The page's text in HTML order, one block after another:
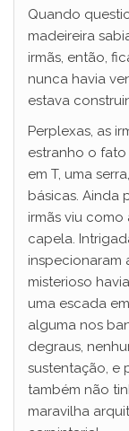
Quando
madeireira
irmãs, então,
nunca havia
estava
Perplexas, as
estranho o
em T, uma
básicas. Ainda
irmãs viu
capela.
inspecionaram
misterioso
uma escada
alguma nos
degraus,
sustentação, e
também não
maravilha